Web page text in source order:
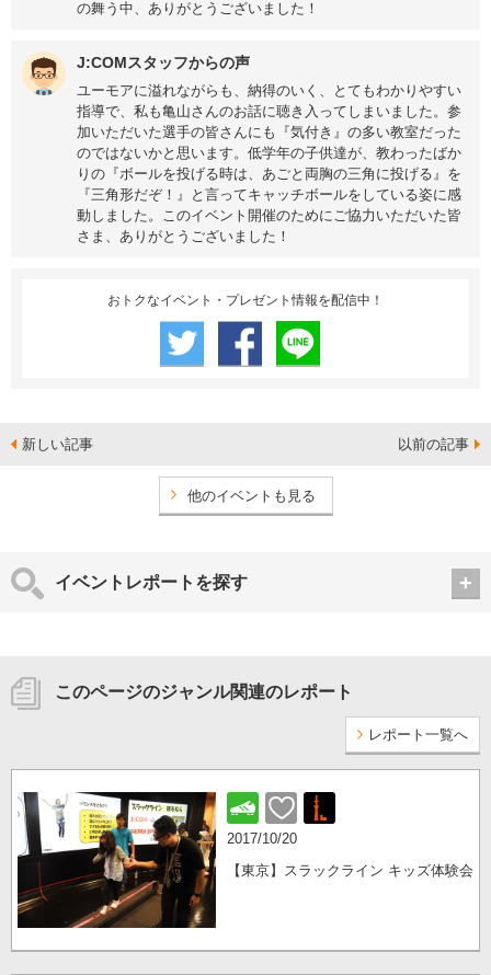
の舞う中、ありがとうございました！
J:COMスタッフからの声
ユーモアに溢れながらも、納得のいく、とてもわかりやすい
指導で、私も亀山さんのお話に聴き入ってしまいました。参
加いただいた選手の皆さんにも『気付き』の多い教室だった
のではないかと思います。低学年の子供達が、教わったばか
りの『ボールを投げる時は、あごと両胸の三角に投げる』を
『三角形だぞ！』と言ってキャッチボールをしている姿に感
動しました。このイベント開催のためにご協力いただいた皆
さま、ありがとうございました！
おトクなイベント・プレゼント情報を配信中！
新しい記事 以前の記事
他のイベントも見る
イベントレポートを探す
このページのジャンル関連のレポート
レポート一覧へ
2017/10/20
【東京】スラックライン キッズ体験会